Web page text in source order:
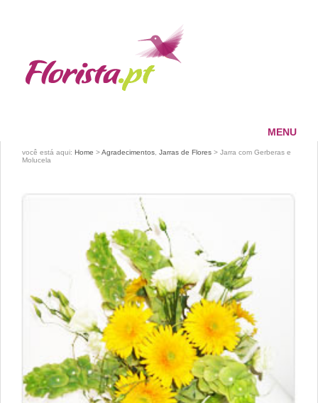
MENU
HOME
SERVIÇOS
você está aqui: Home >Agradecimentos Jarras de Flores > Jarra com Gerberas e
Molucela